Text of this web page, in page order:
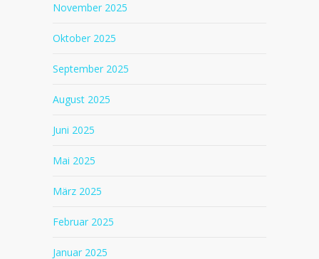
November 2025
Oktober 2025
September 2025
August 2025
Juni 2025
Mai 2025
März 2025
Februar 2025
Januar 2025